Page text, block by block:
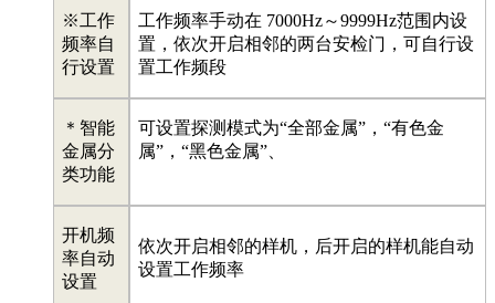
※工作
频率自
行设置
工作频率手动在 7000Hz～9999Hz范围内设
置，依次开启相邻的两台安检门，可自行设
置工作频段
＊智能
金属分
类功能
可设置探测模式为“全部金属”，“有色金
属”，“黑色金属”、
开机频
率自动
设置
依次开启相邻的样机，后开启的样机能自动
设置工作频率